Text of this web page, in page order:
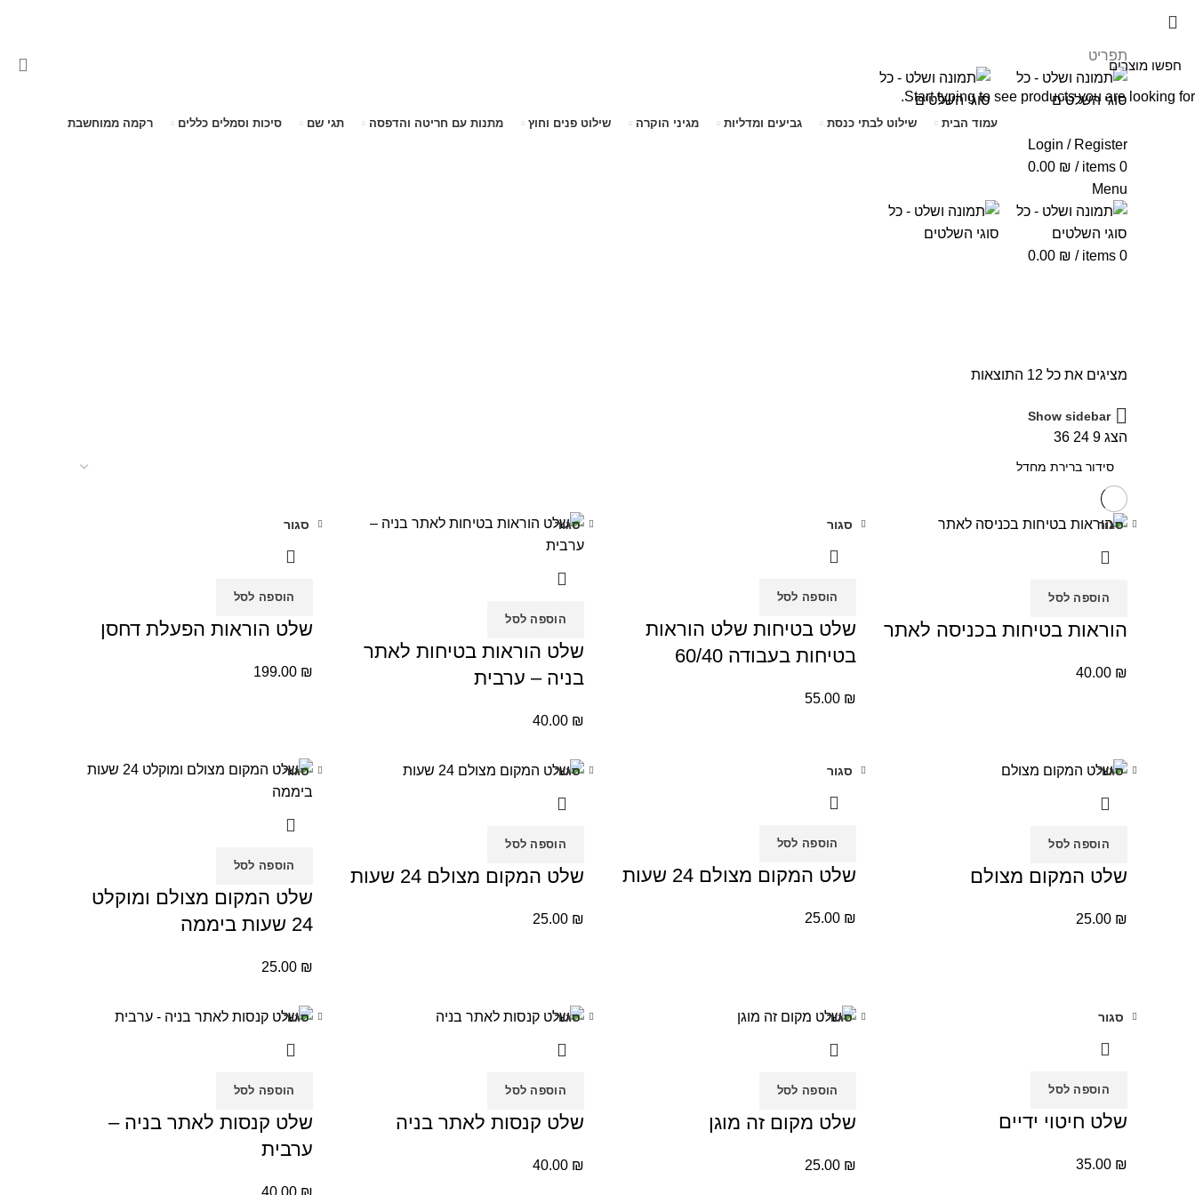
תפריט
עמוד הבית שילוט לבתי כנסת גביעים ומדליות מגיני הוקרה שילוט פנים וחוץ מתנות עם חריטה והדפסה תגי שם סיכות וסמלים כללים רקמה ממוחשבת
Login / Register
0
items
/
0.00 ₪
Menu
0
items
/
0.00 ₪
מציגים את כל ⁦12⁩ התוצאות
Show sidebar
הצג 9
24
36
הוספה לסל
סגור
הוראות בטיחות בכניסה לאתר
40.00 ₪
הוספה לסל
סגור
שלט בטיחות שלט הוראות
בטיחות בעבודה 60/40
55.00 ₪
הוספה לסל
סגור
שלט הוראות בטיחות לאתר
בניה – ערבית
40.00 ₪
הוספה לסל
סגור
שלט הוראות הפעלת דחסן
199.00 ₪
הוספה לסל
סגור
שלט המקום מצולם
25.00 ₪
הוספה לסל
סגור
שלט המקום מצולם 24 שעות
25.00 ₪
הוספה לסל
סגור
שלט המקום מצולם 24 שעות
25.00 ₪
הוספה לסל
סגור
שלט המקום מצולם ומוקלט
24 שעות ביממה
25.00 ₪
הוספה לסל
סגור
שלט חיטוי ידיים
35.00 ₪
הוספה לסל
סגור
שלט מקום זה מוגן
25.00 ₪
הוספה לסל
סגור
שלט קנסות לאתר בניה
40.00 ₪
הוספה לסל
סגור
שלט קנסות לאתר בניה –
ערבית
Start typing to see products you are looking for.